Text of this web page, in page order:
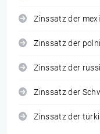
Zinssatz der
Zinssatz der
Zinssatz der
Zinssatz der
Zinssatz der